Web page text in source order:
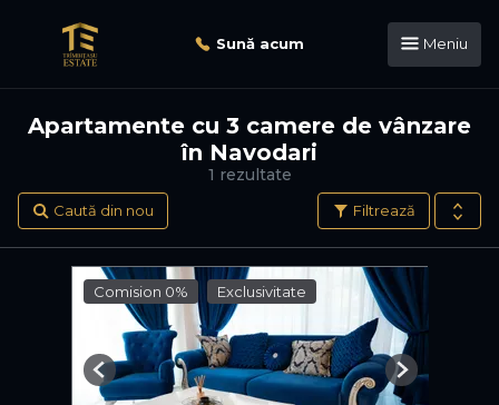
Sună acum Meniu
1 rezultate
Apartamente cu 3 camere de vânzare
în Navodari
Filtrează
Caută din nou
Comision 0% Exclusivitate
Previous Next